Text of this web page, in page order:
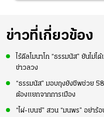
ข่าวที่เกี่ยวข้อง
ไร้ดีลโมนาโก “ธรรมนัส” ยันไม่
ข่าวลวง
“ธรรมนัส” มอบถุงยังชีพช่วย
ต้องแยกจากการเมือง
“ไผ่-เบนซ์” สวน “มนพร” อย่าร้